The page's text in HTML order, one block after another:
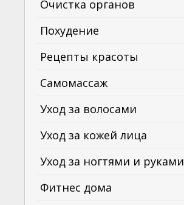
Очистка органов
Похудение
Рецепты красоты
Самомассаж
Уход за волосами
Уход за кожей лица
Уход за ногтями и руками
Фитнес дома